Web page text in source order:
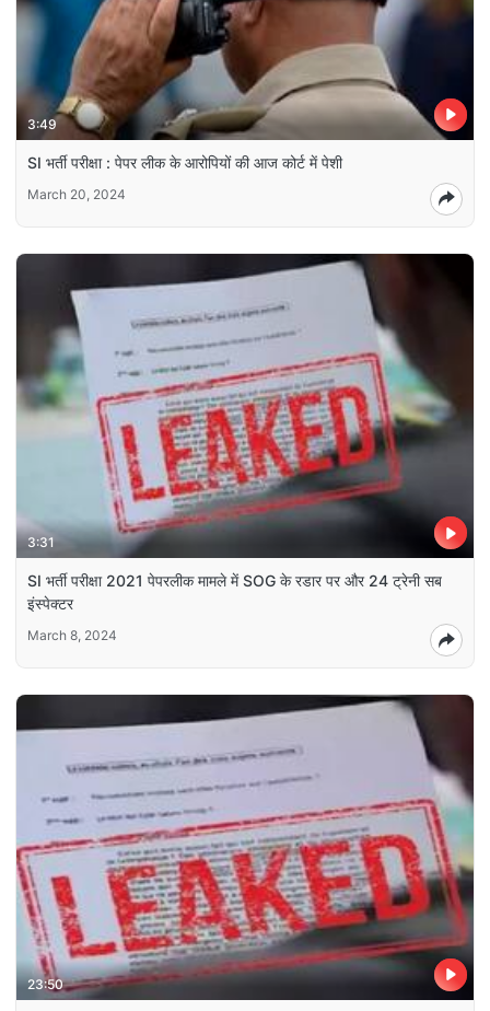
3:49
SI भर्ती परीक्षा : पेपर लीक के आरोपियों की आज कोर्ट में पेशी
March 20, 2024
3:31
SI भर्ती परीक्षा 2021 पेपरलीक मामले में SOG के रडार पर और 24 ट्रेनी सब
इंस्पेक्टर
March 8, 2024
23:50